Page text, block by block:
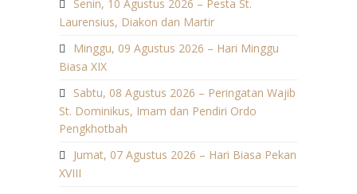
Senin, 10 Agustus 2026 – Pesta St.
Laurensius, Diakon dan Martir
Minggu, 09 Agustus 2026 – Hari Minggu
Biasa XIX
Sabtu, 08 Agustus 2026 – Peringatan Wajib
St. Dominikus, Imam dan Pendiri Ordo
Pengkhotbah
Jumat, 07 Agustus 2026 – Hari Biasa Pekan
XVIII